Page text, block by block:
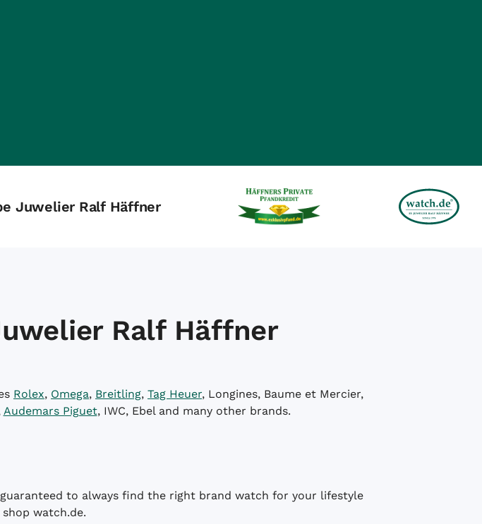
Juwelier Ralf Häffner
Ralf Häffner
Rolex, Omega, Breitling, Tag Heuer, Longines, Baume et Mercier,
Audemars Piguet, IWC, Ebel and many other brands.
to always find the right brand watch for your lifestyle
watch.de.